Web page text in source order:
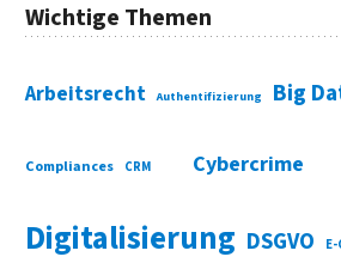
Wichtige Themen
Arbeitsrecht Authentifizierung Big
Compliances CRM Cybercrime
Digitalisierung DSGVO